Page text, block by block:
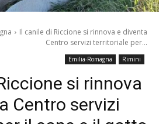
Il canile di Riccione si rinnova e diventa
Centro servizi territoriale per...
Emilia-Romagna Rimini
si rinnova
Centro servizi